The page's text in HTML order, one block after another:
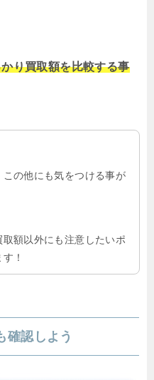
り買取額を比較する事
の他にも気をつける事が
額以外にも注意したいポ
！
確認しよう